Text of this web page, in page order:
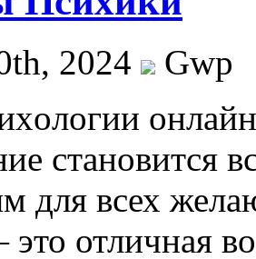
2024
Gwp
становится
для всех
отличная